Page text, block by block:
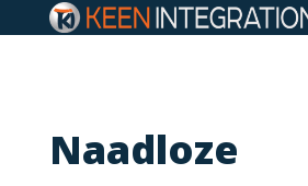
Naadloze